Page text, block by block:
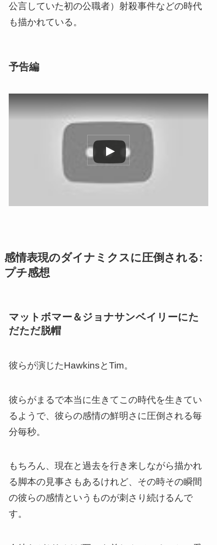
公言していた初の公職者）射殺事件などの時代
も描かれている。
予告編
この動画を YouTube で視聴
感情表現のダイナミクスに圧倒される:
プチ感想
マットボマー＆ジョナサンベイリーにた
だただ脱帽
彼らが演じたHawkinsとTim。
彼らがまるで本当に生きてこの時代を生きてい
るようで、彼らの感情の鮮明さに圧倒される毎
分毎秒。
もちろん、現在と過去を行き来しながら描かれ
る脚本の見事さもあるけれど、その時その瞬間
の彼らの感情というものが刺さり続けるんで
す。